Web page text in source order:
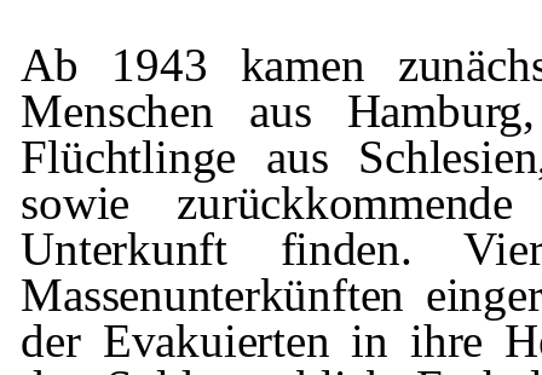
Ab 1943 kamen
Menschen aus
Flüchtlinge aus
sowie
Unterkunft finden.
Massenunter­künften
der Evakuierten in ihre